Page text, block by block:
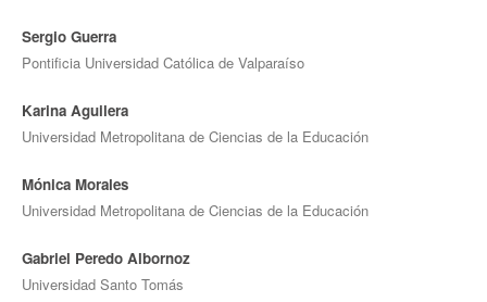
Sergio Guerra
Pontificia Universidad Católica de Valparaíso
Karina Aguilera
Universidad Metropolitana de Ciencias de la Educación
Mónica Morales
Universidad Metropolitana de Ciencias de la Educación
Gabriel Peredo Albornoz
Universidad Santo Tomás